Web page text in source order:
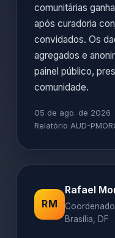
comunitárias
após curadoria
convidados. Os
agregados e
painel público,
comunidade.
05 de ago. de 2026
Relatório AUD-
RM
Rafael
Brasília, DF